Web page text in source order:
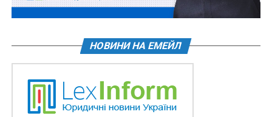
кожному з співвласників, виступає не як частина речі
всю річ як єдине ціле. Тобто право спільної часткової
власності поширюється на все спільне майно, а
частка в праві спільної часткової власності не
стосується частки майна (див. постанову Верховного
Суду у складі Об’єднаної палати Касаційного
цивільного суду від 6 листопада 2023 р. у справі
НОВИНИ НА ЕМЕЙЛ